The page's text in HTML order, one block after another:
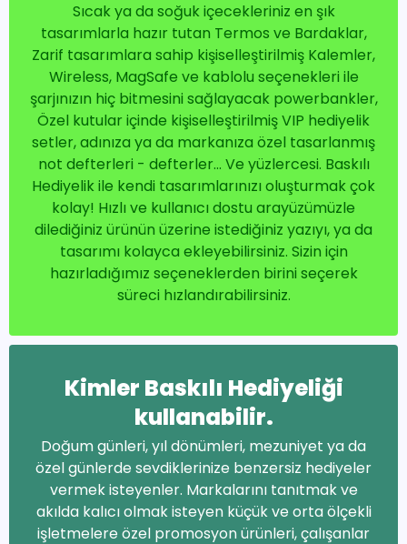
Sıcak ya da soğuk içecekleriniz en şık
tasarımlarla hazır tutan Termos ve Bardaklar,
Zarif tasarımlara sahip kişiselleştirilmiş Kalemler,
Wireless, MagSafe ve kablolu seçenekleri ile
şarjınızın hiç bitmesini sağlayacak powerbankler,
Özel kutular içinde kişiselleştirilmiş VIP hediyelik
setler, adınıza ya da markanıza özel tasarlanmış
not defterleri - defterler... Ve yüzlercesi. Baskılı
Hediyelik ile kendi tasarımlarınızı oluşturmak çok
kolay! Hızlı ve kullanıcı dostu arayüzümüzle
dilediğiniz ürünün üzerine istediğiniz yazıyı, ya da
tasarımı kolayca ekleyebilirsiniz. Sizin için
hazırladığımız seçeneklerden birini seçerek
süreci hızlandırabilirsiniz.
Kimler Baskılı Hediyeliği
kullanabilir.
Doğum günleri, yıl dönümleri, mezuniyet ya da
özel günlerde sevdiklerinize benzersiz hediyeler
vermek isteyenler. Markalarını tanıtmak ve
akılda kalıcı olmak isteyen küçük ve orta ölçekli
işletmelere özel promosyon ürünleri, çalışanlar